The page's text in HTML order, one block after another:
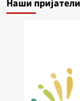
Наши пријатели